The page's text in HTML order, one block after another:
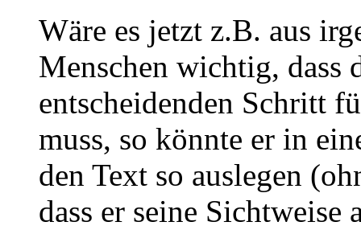
Wäre es jetzt z.B. aus
Menschen wichtig, dass
entscheidenden Schritt
muss, so könnte er in
den Text so auslegen
dass er seine Sichtweise